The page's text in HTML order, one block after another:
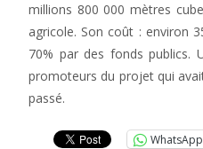
millions 800 000 mètres
agricole. Son coût : environ
70% par des fonds publics.
promoteurs du projet qui
passé.
WhatsApp